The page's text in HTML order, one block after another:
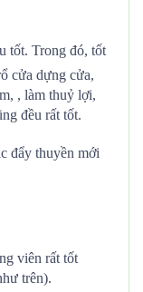
tốt. Trong đó, tốt
cửa dựng cửa,
, làm thuỷ lợi,
đều rất tốt.
đẩy thuyền mới
viên rất tốt
trên).